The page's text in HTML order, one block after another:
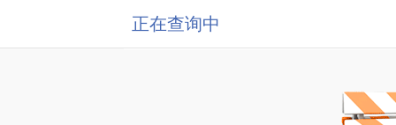
正在查询中